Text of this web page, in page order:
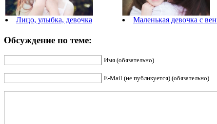
Лицо, улыбка, девочка Маленькая девочка с
Обсуждение по теме:
Имя (обязательно)
E-Mail (не публикуется) (обязательно)